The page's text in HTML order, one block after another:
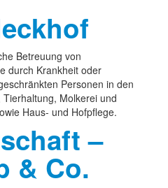
Betreuung von
durch Krankheit oder
Personen in den
Molkerei und
Haus- und Hofpflege.
–
& Co.